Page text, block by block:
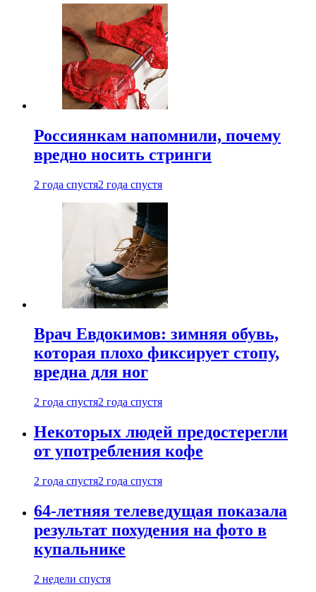
Россиянкам напомнили, почему
вредно носить стринги
2 года спустя2 года спустя
Врач Евдокимов: зимняя обувь,
которая плохо фиксирует стопу,
вредна для ног
2 года спустя2 года спустя
Некоторых людей предостерегли
от употребления кофе
2 года спустя2 года спустя
64-летняя телеведущая показала
результат похудения на фото в
купальнике
2 недели спустя